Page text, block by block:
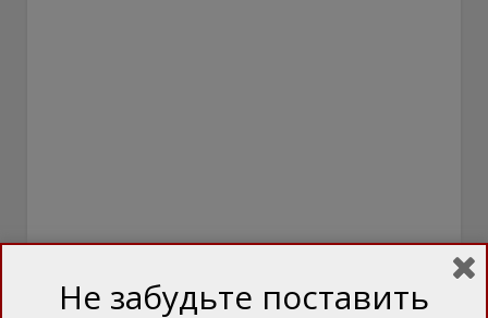
Не забудьте поставить